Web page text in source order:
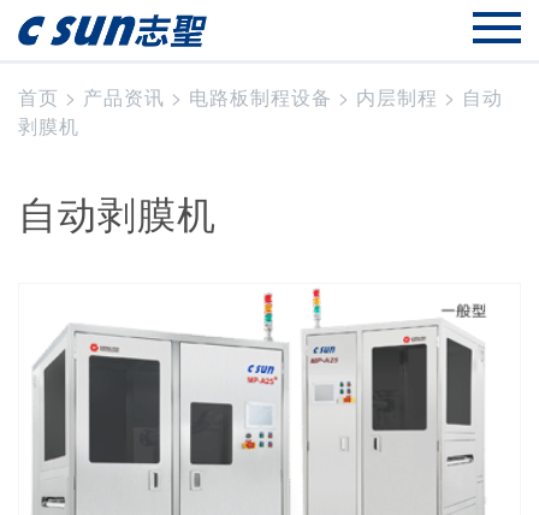
首页 > 产品资讯 > 电路板制程设备 > 内层制程 > 自动
剥膜机
自动剥膜机